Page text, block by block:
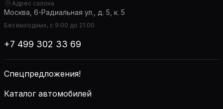
Адрес салона
Москва, 6-Радиальная ул., д. 5, к. 5
Без выходных, с 9:00 до 21:00
+7 499 302 33 69
Спецпредложения!
Каталог автомобилей